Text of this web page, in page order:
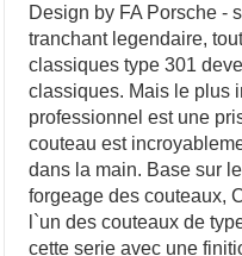
Design by FA Porsche -
tranchant legendaire,
classiques type 301
classiques. Mais le plus
professionnel est une
couteau est
dans la main. Base sur
forgeage des couteaux,
l`un des couteaux de
cette serie avec une